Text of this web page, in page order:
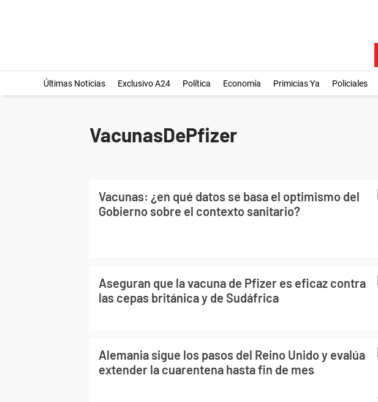
Últimas Noticias Exclusivo A24 Política Economía Primicias Ya Policiales
VacunasDePfizer
Vacunas: ¿en qué datos se basa el optimismo del
Gobierno sobre el contexto sanitario?
Aseguran que la vacuna de Pfizer es eficaz contra
las cepas británica y de Sudáfrica
Alemania sigue los pasos del Reino Unido y evalúa
extender la cuarentena hasta fin de mes